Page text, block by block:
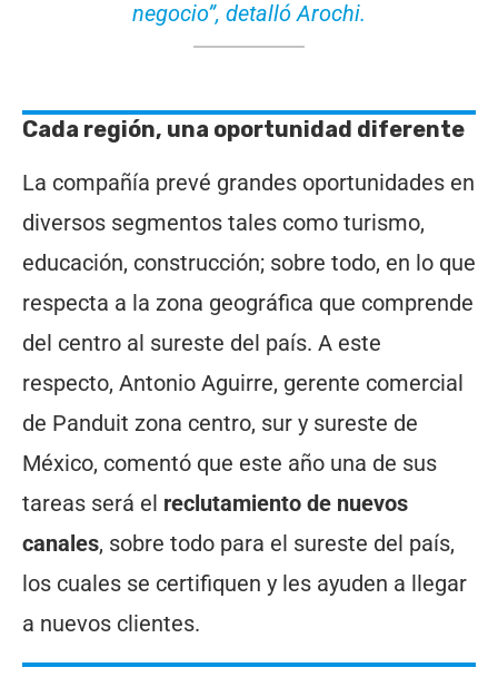
negocio”, detalló Arochi.
Cada región, una oportunidad diferente
La compañía prevé grandes oportunidades en
diversos segmentos tales como turismo,
educación, construcción; sobre todo, en lo que
respecta a la zona geográfica que comprende
del centro al sureste del país. A este
respecto, Antonio Aguirre, gerente comercial
de Panduit zona centro, sur y sureste de
México, comentó que este año una de sus
tareas será el reclutamiento de nuevos
canales, sobre todo para el sureste del país,
los cuales se certifiquen y les ayuden a llegar
a nuevos clientes.